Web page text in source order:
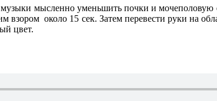
мысленно уменьшить почки и
около 15 сек. Затем перевести руки на
цвет.